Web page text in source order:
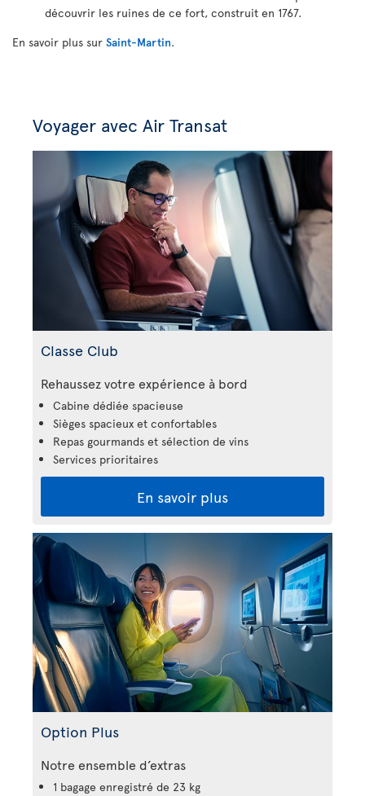
découvrir les ruines de ce fort, construit en 1767.
En savoir plus sur Saint-Martin.
Voyager avec Air Transat
Classe Club
Rehaussez votre expérience à bord
Cabine dédiée spacieuse
Sièges spacieux et confortables
Repas gourmands et sélection de vins
Services prioritaires
En savoir plus
Option Plus
Notre ensemble d’extras
1 bagage enregistré de 23 kg